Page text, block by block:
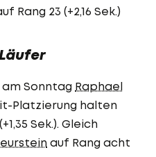
Rang 23 (+2,16 Sek.)
Sonntag Raphael
Platzierung halten
Sek.). Gleich
auf Rang acht